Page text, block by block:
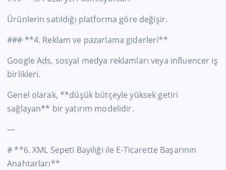
Ürünlerin satıldığı platforma göre değişir.
### **4. Reklam ve pazarlama giderleri**
Google Ads, sosyal medya reklamları veya influencer iş
birlikleri.
Genel olarak, **düşük bütçeyle yüksek getiri
sağlayan** bir yatırım modelidir.
—
# **6. XML Sepeti Bayiliği ile E-Ticarette Başarının
Anahtarları**